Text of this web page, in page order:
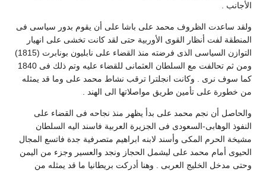
الأجانب .
ولقد ساعدت الظروف محمد على باشا على أن يقوم بدور سياسى فى
المنطقة لفت أنظار القوى الأوربية حتى لقد كانت تخشى على انهيار
التوازن السياسى الذى فرضته منذ القضاء على نابليون بونابرت (1815)
ومن ثم تحالفت مع السلطان العثمانى للقضاء عليه وتم ذلك فى 1840
كما سوف نرى . وكانت انجلترا ترقب نشاط محمد على وما قد يمثله
من خطورة على تأمين طريق مواصلاتها الى الهند .
والحاصل أن نجم محمد على بدأ يظهر منذ نجاحه فى القضاء على
النفوذ الوهابى-السعودى فى الجزيرة العربية فاسند اليه السلطان
مشيخة الحرم المكى وأسند لابنه ابراهيم متصرفية جدة فاتسع المجال
الحيوى أمام محمد على ليشمل الحجاز ونجد والعسير وجزء من اليمن
وحتى مدخل الخليج العربى . وهنا أدركت بريطانيا ما قد يمثله من